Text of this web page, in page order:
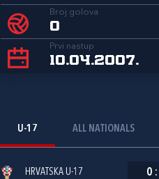
Broj golova
0
Prvi nastup
10.04.2007.
U-17 ALL NATIONALS
HRVATSKA U-17 0 :